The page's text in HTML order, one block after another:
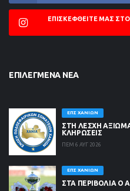
ΕΠΙΣΚΕΦΘΕΊΤΕ ΜΑΣ ΣΤΟ
ΕΠΙΛΕΓΜΈΝΑ ΝΈΑ
ΕΠΣ ΧΑΝΊΩΝ
ΣΤΗ ΛΈΣΧΗ
ΚΛΗΡΏΣΕΙΣ
ΠΕΜ 6 ΑΥΓ 2026
ΕΠΣ ΧΑΝΊΩΝ
ΣΤΑ ΠΕΡΙΒΟΛΙΑ Ο